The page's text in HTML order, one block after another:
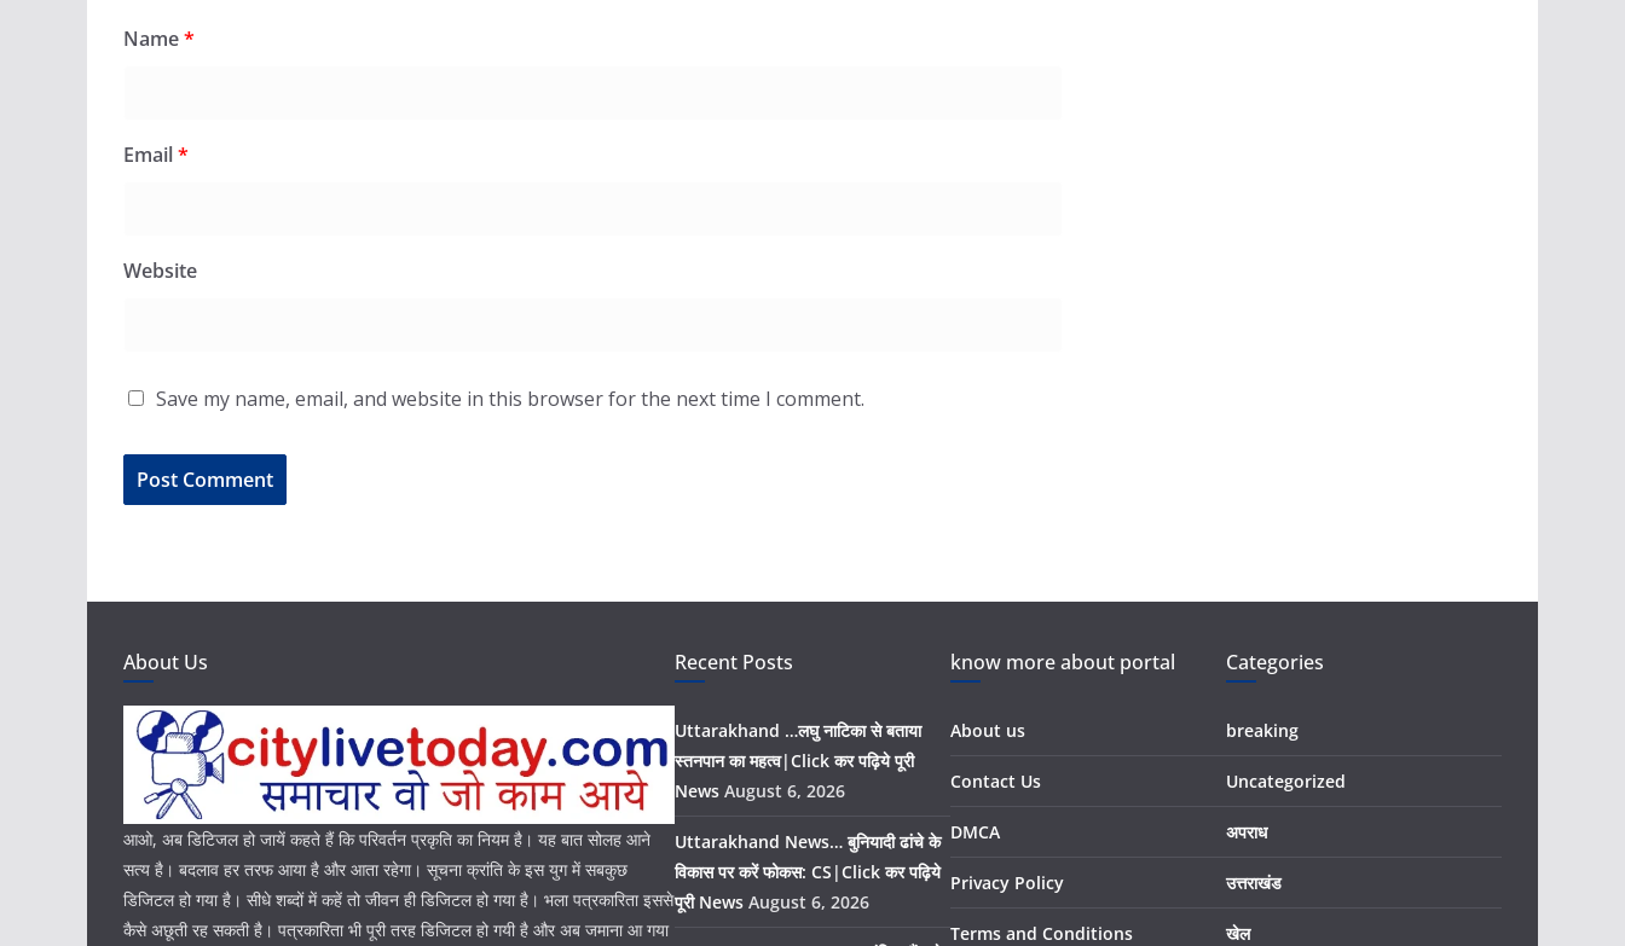
Name*
Email*
Website
Save my name, email, and website in this browser for the next time I comment.
About Us
आओ, अब डिटिजल हो जायें कहते हैं कि परिवर्तन प्रकृति का नियम है। यह बात सोलह आने
सत्य है। बदलाव हर तरफ आया है और आता रहेगा। सूचना क्रांति के इस युग में सबकुछ
डिजिटल हो गया है। सीधे शब्दों में कहें तो जीवन ही डिजिटल हो गया है। भला पत्रकारिता इससे
कैसे अछूती रह सकती है। पत्रकारिता भी पूरी तरह डिजिटल हो गयी है और अब जमाना आ गया
Recent Posts
Uttarakhand …लघु नाटिका से बताया
स्तनपान का महत्व|Click कर पढ़िये पूरी
News August 6, 2026
Uttarakhand News… बुनियादी ढांचे के
विकास पर करें फोकस: CS|Click कर पढ़िये
पूरी News August 6, 2026
know more about portal
About us
Contact Us
DMCA
Privacy Policy
Terms and Conditions
Categories
breaking
Uncategorized
अपराध
उत्तराखंड
खेल